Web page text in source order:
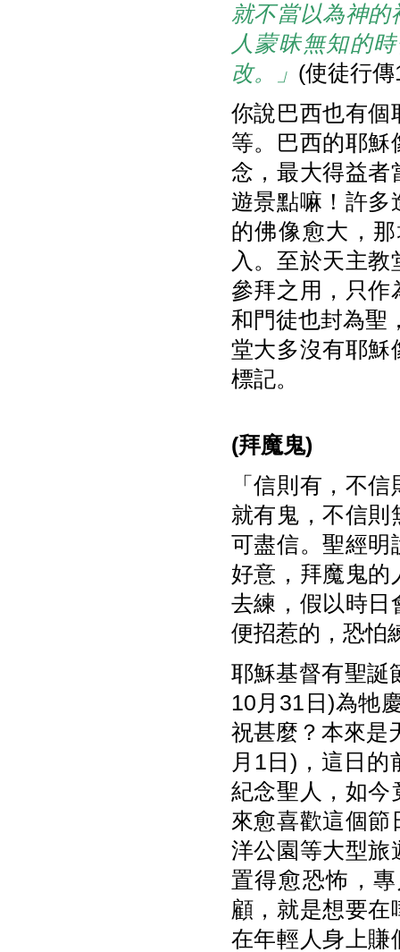
就不當以為神的
人蒙昧無知的
改。」 (使徒行
你說巴西也有個
等。巴西的耶穌
念，最大得益者
遊景點嘛！許多
的佛像愈大，
入。至於天主
參拜之用，只作
和門徒也封為聖
堂大多沒有耶穌
標記。
(拜魔鬼)
「信則有，不
就有鬼，不信則
可盡信。聖經明
好意，拜魔鬼的
去練，假以時日
便招惹的，恐怕
耶穌基督有聖誕
10月31日)為牠
祝甚麼？本來是
月1日)，這日
紀念聖人，如今
來愈喜歡這個節
洋公園等大型旅
置得愈恐怖，
顧，就是想要在
在年輕人身上賺